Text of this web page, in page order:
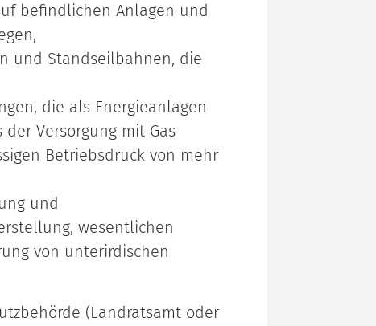
befindlichen Anlagen und
und Standseilbahnen, die
die als Energieanlagen
Versorgung mit Gas
Betriebsdruck von mehr
und
wesentlichen
von unterirdischen
(Landratsamt oder